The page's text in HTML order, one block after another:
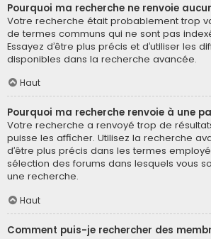
Pourquoi ma recherche ne renvoie
Votre recherche était probablement trop
de termes communs qui ne sont pas
Essayez d’être plus précis et d’utiliser les
disponibles dans la recherche avancée.
Haut
Pourquoi ma recherche renvoie à une
Votre recherche a renvoyé trop de
puisse les afficher. Utilisez la recherche
d’être plus précis dans les termes
sélection des forums dans lesquels vous
une recherche.
Haut
Comment puis-je rechercher des